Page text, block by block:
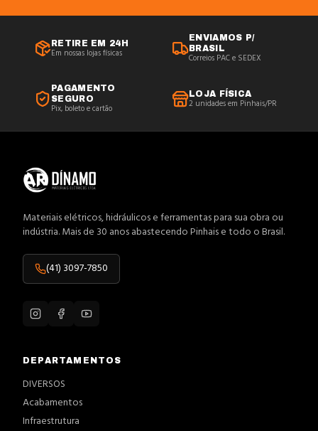
RETIRE EM 24H
Em nossas lojas físicas
ENVIAMOS P/
BRASIL
Correios PAC e SEDEX
PAGAMENTO
SEGURO
Pix, boleto e cartão
LOJA FÍSICA
2 unidades em Pinhais/PR
Materiais elétricos, hidráulicos e ferramentas para sua obra ou
indústria. Mais de 30 anos abastecendo Pinhais e todo o Brasil.
(41) 3097-7850
DEPARTAMENTOS
DIVERSOS
Acabamentos
Infraestrutura